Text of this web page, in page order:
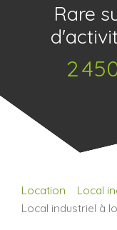
Rare
2
Location Local
Local industriel à